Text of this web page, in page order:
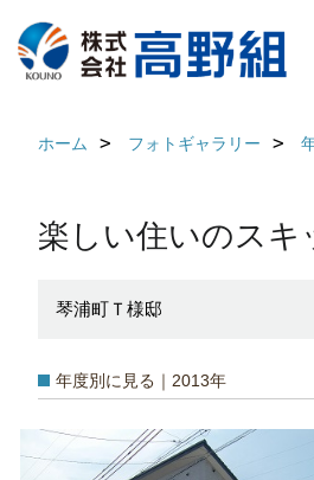
ホーム フォトギャラリー
楽しい住いのスキ
琴浦町Ｔ様邸
年度別に見る｜2013年